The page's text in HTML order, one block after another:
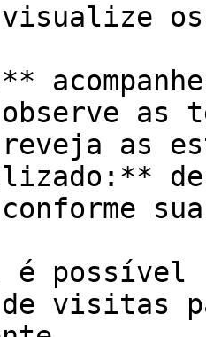
os
as
as
é possível
visitas